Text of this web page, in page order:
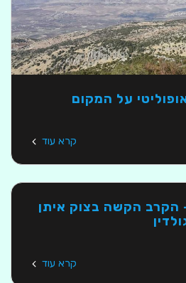
על המקום
קרא עוד
הקרב הקשה בצוק איתן
קרא עוד